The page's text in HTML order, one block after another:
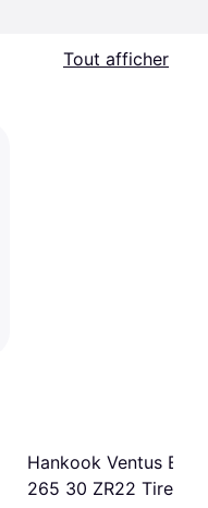
Tout afficher
Hankook Ventus Evo
265 30 ZR22 Tire